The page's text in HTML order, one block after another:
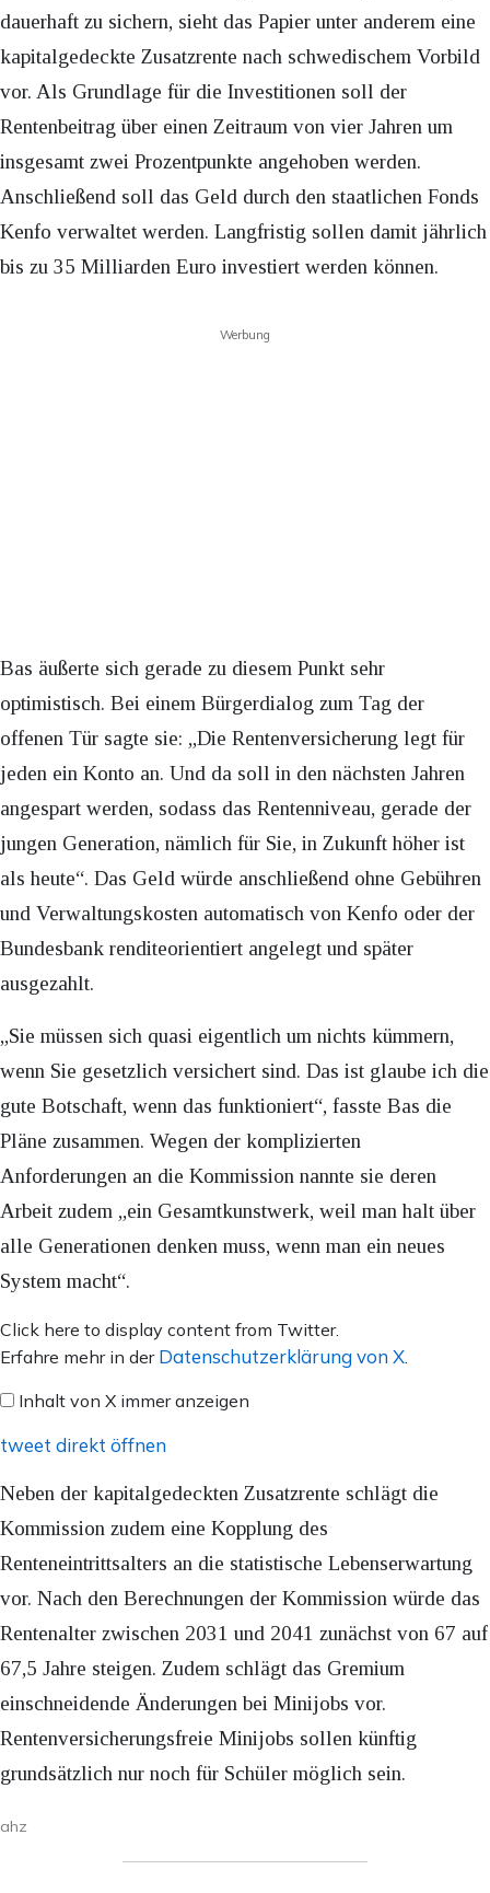
dauerhaft zu sichern, sieht das Papier unter anderem eine
kapitalgedeckte Zusatzrente nach schwedischem Vorbild
vor. Als Grundlage für die Investitionen soll der
Rentenbeitrag über einen Zeitraum von vier Jahren um
insgesamt zwei Prozentpunkte angehoben werden.
Anschließend soll das Geld durch den staatlichen Fonds
Kenfo verwaltet werden. Langfristig sollen damit jährlich
bis zu 35 Milliarden Euro investiert werden können.
Werbung
Bas äußerte sich gerade zu diesem Punkt sehr
optimistisch. Bei einem Bürgerdialog zum Tag der
offenen Tür sagte sie: „Die Rentenversicherung legt für
jeden ein Konto an. Und da soll in den nächsten Jahren
angespart werden, sodass das Rentenniveau, gerade der
jungen Generation, nämlich für Sie, in Zukunft höher ist
als heute“. Das Geld würde anschließend ohne Gebühren
und Verwaltungskosten automatisch von Kenfo oder der
Bundesbank renditeorientiert angelegt und später
ausgezahlt.
„Sie müssen sich quasi eigentlich um nichts kümmern,
wenn Sie gesetzlich versichert sind. Das ist glaube ich die
gute Botschaft, wenn das funktioniert“, fasste Bas die
Pläne zusammen. Wegen der komplizierten
Anforderungen an die Kommission nannte sie deren
Arbeit zudem „ein Gesamtkunstwerk, weil man halt über
alle Generationen denken muss, wenn man ein neues
System macht“.
Inhalt
von
anzeigen
Click here to display content from Twitter.
Erfahre mehr in der Datenschutzerklärung von X.
Inhalt von X immer anzeigen
tweet direkt öffnen
Neben der kapitalgedeckten Zusatzrente schlägt die
Kommission zudem eine Kopplung des
Renteneintrittsalters an die statistische Lebenserwartung
vor. Nach den Berechnungen der Kommission würde das
Rentenalter zwischen 2031 und 2041 zunächst von 67 auf
67,5 Jahre steigen. Zudem schlägt das Gremium
einschneidende Änderungen bei Minijobs vor.
Rentenversicherungsfreie Minijobs sollen künftig
grundsätzlich nur noch für Schüler möglich sein.
ahz